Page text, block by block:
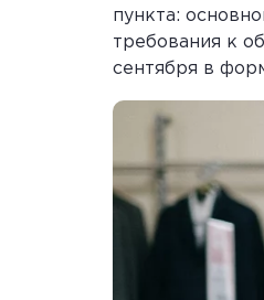
пункта:
требования к
сентября в